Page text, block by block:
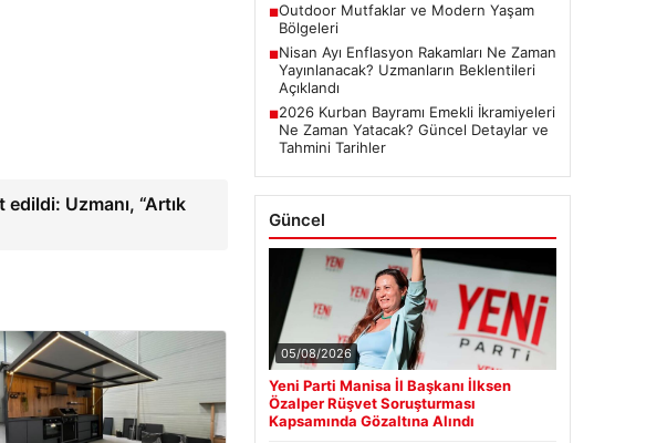
Uzmanı, “Artık
■Outdoor Mutfaklar ve Modern Yaşam
Bölgeleri
■Nisan Ayı Enflasyon Rakamları Ne Zaman
Yayınlanacak? Uzmanların Beklentileri
Açıklandı
■2026 Kurban Bayramı Emekli İkramiyeleri
Ne Zaman Yatacak? Güncel Detaylar ve
Tahmini Tarihler
Güncel
05/08/2026
Yeni Parti Manisa İl Başkanı İlksen
Özalper Rüşvet Soruşturması
Kapsamında Gözaltına Alındı